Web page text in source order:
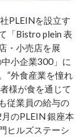
PLEINを設立す
「Bistro plein 表
・小売店を展
小企業300」に
“外食産業を憧れ
様が食を通じて
従業員の給与の
のPLEIN 銀座本
ヒルズステーシ